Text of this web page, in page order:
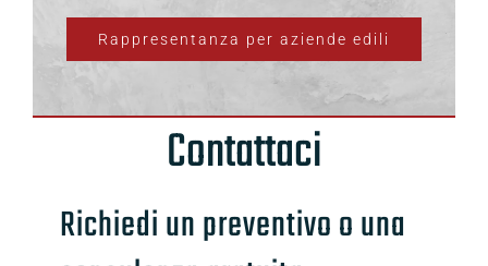
Rappresentanza per aziende edili
Contattaci
Richiedi un preventivo o una